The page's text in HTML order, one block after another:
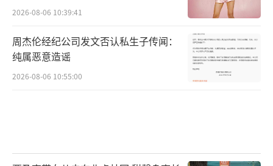
2026-08-06 10:39:41
周杰伦经纪公司发文否认私生子传闻：
纯属恶意造谣
2026-08-06 10:55:00